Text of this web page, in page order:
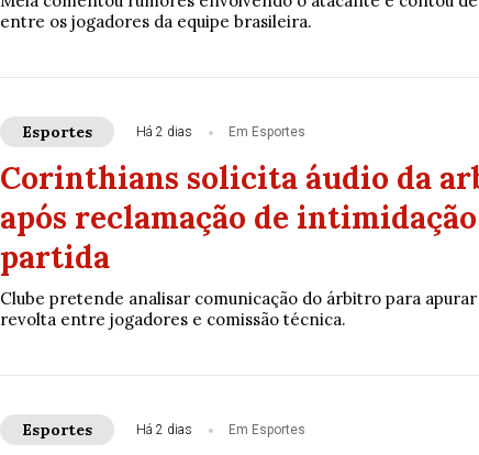
entre os jogadores da equipe brasileira.
Esportes Há 2 dias Em Esportes
Corinthians solicita áudio da
após reclamação de
partida
Clube pretende analisar comunicação do árbitro para
revolta entre jogadores e comissão técnica.
Esportes Há 2 dias Em Esportes